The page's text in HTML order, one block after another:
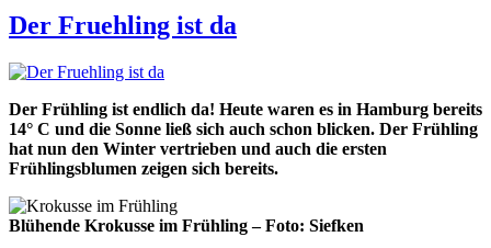
Der Fruehling ist da
Der Frühling ist endlich da! Heute waren es in Hamburg bereits
14° C und die Sonne ließ sich auch schon blicken. Der Frühling
hat nun den Winter vertrieben und auch die ersten
Frühlingsblumen zeigen sich bereits.
Blühende Krokusse im Frühling – Foto: Siefken